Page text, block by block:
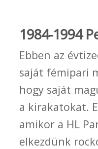
1984-1994
Ebben az
saját fémipari
hogy saját
a kirakatokat.
amikor a HL
elkezdünk